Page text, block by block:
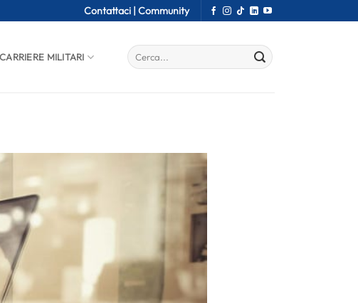
Contattaci | Community
CARRIERE MILITARI